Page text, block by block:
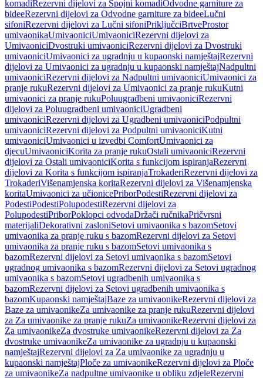
komadiRezervni dijelovi za Spojni komadiOdvodne garniture za
bideeRezervni dijelovi za Odvodne garniture za bideeLučni
sifoniRezervni dijelovi za Lučni sifoniPriključciBrtveProstor
umivaonikaUmivaoniciUmivaoniciRezervni dijelovi za
UmivaoniciDvostruki umivaoniciRezervni dijelovi za Dvostruki
umivaoniciUmivaonici za ugradnju u kupaonski namještajRezervni
dijelovi za Umivaonici za ugradnju u kupaonski namještajNadpultni
umivaoniciRezervni dijelovi za Nadpultni umivaoniciUmivaonici za
pranje rukuRezervni dijelovi za Umivaonici za pranje rukuKutni
umivaonici za pranje rukuPoluugradbeni umivaoniciRezervni
dijelovi za Poluugradbeni umivaoniciUgradbeni
umivaoniciRezervni dijelovi za Ugradbeni umivaoniciPodpultni
umivaoniciRezervni dijelovi za Podpultni umivaoniciKutni
umivaoniciUmivaonici u izvedbi ComfortUmivaonici za
djecuUmivaoniciKorita za pranje rukuOstali umivaoniciRezervni
dijelovi za Ostali umivaoniciKorita s funkcijom ispiranjaRezervni
dijelovi za Korita s funkcijom ispiranjaTrokaderiRezervni dijelovi za
TrokaderiVišenamjenska koritaRezervni dijelovi za Višenamjenska
koritaUmivaonici za učionicePriborPodestiRezervni dijelovi za
PodestiPodestiPolupodestiRezervni dijelovi za
PolupodestiPriborPoklopci odvodaDržači ručnikaPričvrsni
materijaliDekorativni zasloniSetovi umivaonika s bazomSetovi
umivaonika za pranje ruku s bazomRezervni dijelovi za Setovi
umivaonika za pranje ruku s bazomSetovi umivaonika s
bazomRezervni dijelovi za Setovi umivaonika s bazomSetovi
ugradnog umivaonika s bazomRezervni dijelovi za Setovi ugradnog
umivaonika s bazomSetovi ugradbenih umivaonika s
bazomRezervni dijelovi za Setovi ugradbenih umivaonika s
bazomKupaonski namještajBaze za umivaonikeRezervni dijelovi za
Baze za umivaonikeZa umivaonike za pranje rukuRezervni dijelovi
za Za umivaonike za pranje rukuZa umivaonikeRezervni dijelovi za
Za umivaonikeZa dvostruke umivaonikeRezervni dijelovi za Za
dvostruke umivaonikeZa umivaonike za ugradnju u kupaonski
namještajRezervni dijelovi za Za umivaonike za ugradnju u
kupaonski namještajPloče za umivaonikeRezervni dijelovi za Ploče
za umivaonikeZa nadpultne umivaonike u obliku zdjeleRezervni